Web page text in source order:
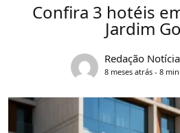
Confira 3 hotéis
Jardim
Redação
8 meses atrás - 8